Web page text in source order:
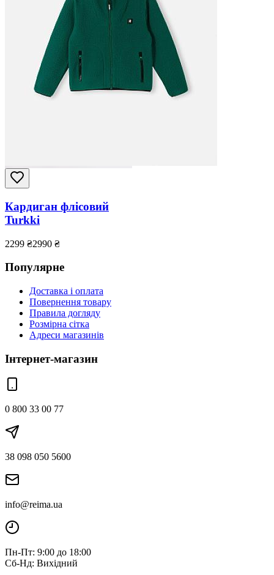
Кардиган флісовий
Turkki
2299 ₴2990 ₴
Популярне
Доставка і оплата
Повернення товару
Правила догляду
Розмірна сітка
Адреси магазинів
Інтернет-магазин
0 800 33 00 77
38 098 050 5600
info@reima.ua
Пн-Пт: 9:00 до 18:00
Сб-Нд: Вихідний